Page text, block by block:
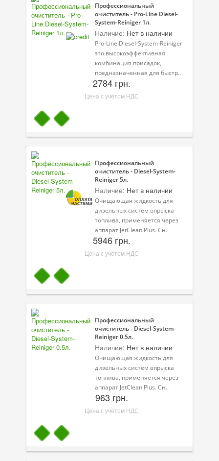
Автокосметика
Трансмиссионные масла
Клеи и герметики
Уход за кондиционером
Специальные программы
Велосипедная программа
Масла для лодочных моторов
Моторное масло для мотоцикла
Оружейное масло
Садовая программа
Промышленная программа
Технологические жидкости
Зимняя программа
Профессиональный
очиститель - Pro-Line Diesel-
System-Reiniger 1л.
Наличие: Нет в наличии
Pro-Line Diesel-System-Reiniger
это высокоэффективная
комбинация присадок,
предназначенная для быстр..
2784 грн.
Цена с учётом НДС
Профессиональный
очиститель - Diesel-System-
Reiniger 5л.
Наличие: Нет в наличии
Очищающая жидкость для
дизельных систем впрыска
топлива, применяется через
аппарат JetClean Plus. Сн..
5946 грн.
Цена с учётом НДС
Профессиональный
очиститель - Diesel-System-
Reiniger 0.5л.
Наличие: Нет в наличии
Очищающая жидкость для
дизельных систем впрыска
топлива, применяется через
аппарат JetClean Plus. Сн..
963 грн.
Цена с учётом НДС